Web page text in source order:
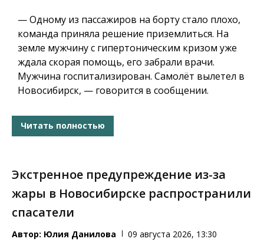
— Одному из пассажиров на борту стало плохо,
команда приняла решение приземлиться. На
земле мужчину с гипертоническим кризом уже
ждала скорая помощь, его забрали врачи.
Мужчина госпитализирован. Самолёт вылетел в
Новосибирск, — говорится в сообщении.
Читать полностью
Экстренное предупреждение из-за
жары в Новосибирске распространили
спасатели
Автор: Юлия Данилова 09 августа 2026, 13:30